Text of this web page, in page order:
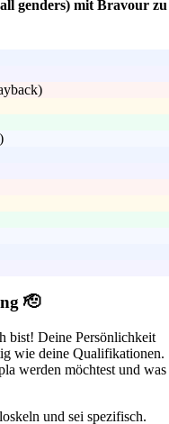
genders) mit Bravour zu
🫡
bist! Deine Persönlichkeit
wie deine Qualifikationen.
werden möchtest und was
und sei spezifisch.